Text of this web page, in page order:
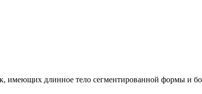
имеющих длинное тело сегментированной формы и